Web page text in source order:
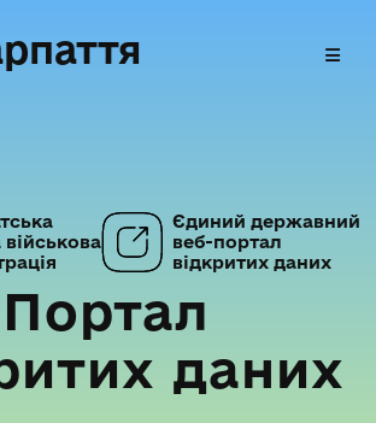
Єдиний державний
веб-портал
відкритих даних
Портал
даних